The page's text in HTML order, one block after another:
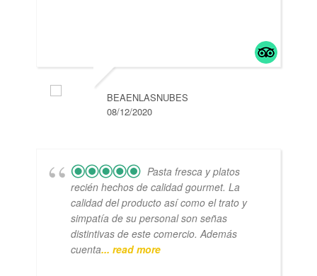
BEAENLASNUBES
08/12/2020
Pasta fresca y platos
recién hechos de calidad gourmet. La
calidad del producto así como el trato y
simpatía de su personal son señas
distintivas de este comercio. Además
cuenta... read more